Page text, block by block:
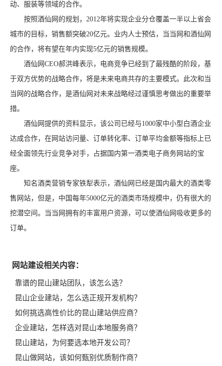
动、服装等领域的合作。
按照酒仙网的规划，2012年将实现企业分仓覆盖一半以上省会
城市的目标，销售额突破20亿元。业内人士预估，当当网和酒仙网
的合作，将有望在年内实现5亿元的销售规模。
酒仙网CEO郝洪峰表示，电商竞争已经到了最残酷的阶段，基
于双方优势的战略合作，将是未来电商共存的主要模式。此次和当
当网的战略合作，是酒仙网对未来战略经过谨慎思考做出的重要举
措。
酒仙网提供的资料显示，该公司已经与1000家中小型白酒企业
达成合作，在网站访问量、订单转化率、订单平均金额等指标上已
经全面领先行业竞争对手，占据国内第一酒类电子商务网站的宝
座。
知名酒类营销专家铁犁表示，酒仙网已经是国内最大的酒类零
售网站，但是，中国每年5000亿元的酒类市场规模中，仍有很大的
挖潜空间。当当网拥有的丰富用户资源，可以使酒仙网吸收更多的
订单。
网站建设相关内容：
靠谱的昆山建站团队，该怎么选？
昆山企业建站，怎么选正规开发机构？
如何挑选高性价比的昆山建站供应商？
企业建站，怎样选对昆山本地服务商？
昆山建站，为何要选本地开发公司？
昆山做网站，该如何甄别优质制作商？